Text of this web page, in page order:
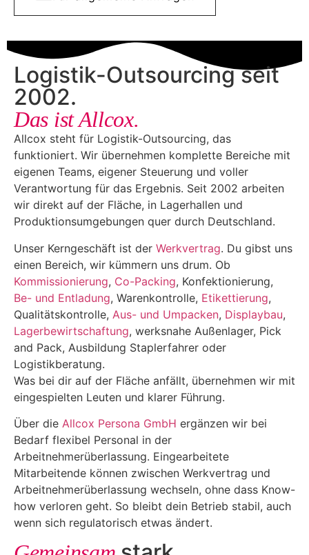
Logistik-Outsourcing seit
2002.
Das ist Allcox.
Allcox steht für Logistik-Outsourcing, das
funktioniert. Wir übernehmen komplette Bereiche mit
eigenen Teams, eigener Steuerung und voller
Verantwortung für das Ergebnis. Seit 2002 arbeiten
wir direkt auf der Fläche, in Lagerhallen und
Produktionsumgebungen quer durch Deutschland.
Unser Kerngeschäft ist der Werkvertrag. Du gibst uns
einen Bereich, wir kümmern uns drum. Ob
Kommissionierung, Co-Packing, Konfektionierung,
Be- und Entladung, Warenkontrolle, Etikettierung,
Qualitätskontrolle, Aus- und Umpacken, Displaybau,
Lagerbewirtschaftung, werksnahe Außenlager, Pick
and Pack, Ausbildung Staplerfahrer oder
Logistikberatung.
Was bei dir auf der Fläche anfällt, übernehmen wir mit
eingespielten Leuten und klarer Führung.
Über die Allcox Persona GmbH ergänzen wir bei
Bedarf flexibel Personal in der
Arbeitnehmerüberlassung. Eingearbeitete
Mitarbeitende können zwischen Werkvertrag und
Arbeitnehmerüberlassung wechseln, ohne dass Know-
how verloren geht. So bleibt dein Betrieb stabil, auch
wenn sich regulatorisch etwas ändert.